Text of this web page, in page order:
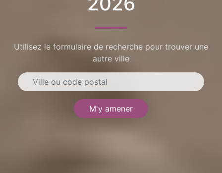
Utilisez le formulaire de recherche pour trouver une
autre ville
M'y amener